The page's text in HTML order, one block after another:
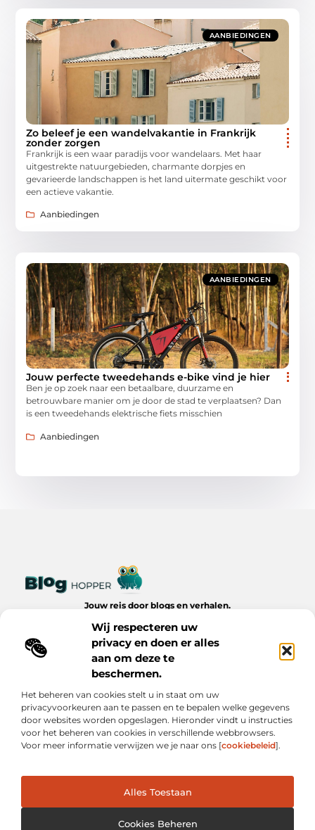
Wij respecteren uw
privacy en doen er alles
aan om deze te
beschermen.
Het beheren van cookies stelt u in staat om uw
privacyvoorkeuren aan te passen en te bepalen welke gegevens
door websites worden opgeslagen. Hieronder vindt u instructies
voor het beheren van cookies in verschillende webbrowsers.
Voor meer informatie verwijzen we je naar ons [cookiebeleid].
Alles Toestaan
Cookies Beheren
AANBIEDINGEN
Zo beleef je een wandelvakantie in Frankrijk
zonder zorgen
Frankrijk is een waar paradijs voor wandelaars. Met haar
uitgestrekte natuurgebieden, charmante dorpjes en
gevarieerde landschappen is het land uitermate geschikt voor
een actieve vakantie.
Aanbiedingen
AANBIEDINGEN
Jouw perfecte tweedehands e-bike vind je hier
Ben je op zoek naar een betaalbare, duurzame en
betrouwbare manier om je door de stad te verplaatsen? Dan
is een tweedehands elektrische fiets misschien
Aanbiedingen
Jouw reis door blogs en verhalen.
dagelijks leven op Bloghopper.nl.
Bericht categorie
Onze informatie
Cookiebeleid (EU)
@2025 www.bloghopper.nl. All Right Reserved.